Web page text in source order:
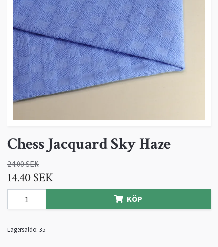
Chess Jacquard Sky Haze
24.00 SEK
14.40 SEK
KÖP
Lagersaldo: 35